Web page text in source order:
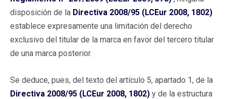
disposición de la Directiva 2008/95 (LCEur 2008, 1802)
establece expresamente una limitación del derecho
exclusivo del titular de la marca en favor del tercero titular
de una marca posterior.
Se deduce, pues, del texto del artículo 5, apartado 1, de la
Directiva 2008/95 (LCEur 2008, 1802) y de la estructura